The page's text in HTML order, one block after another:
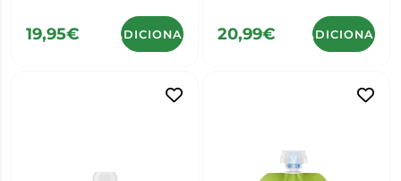
19,95€ ADICIONAR 20,99€ ADICIONAR